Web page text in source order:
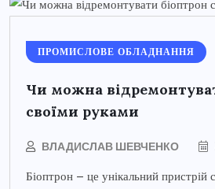
ПРОМИСЛОВЕ ОБЛАДНАННЯ
Чи можна
своїми руками
ВЛАДИСЛАВ ШЕВЧЕНКО
Біоптрон – це унікальний пристрій